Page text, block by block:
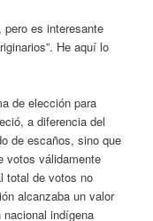
es interesante
He aquí lo
de elección para
a diferencia del
de escaños, sino que
votos válidamente
total de votos no
alcanzaba un valor
indígena